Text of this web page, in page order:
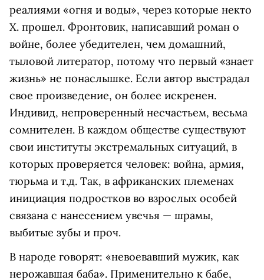
реалиями «огня и воды», через которые некто
Х. прошел. Фронтовик, написавший роман о
войне, более убедителен, чем домашний,
тыловой литератор, потому что первый «знает
жизнь» не понаслышке. Если автор выстрадал
свое произведение, он более искренен.
Индивид, непроверенный несчастьем, весьма
сомнителен. В каждом обществе существуют
свои институты экстремальных ситуаций, в
которых проверяется человек: война, армия,
тюрьма и т.д. Так, в африканских племенах
инициация подростков во взрослых особей
связана с нанесением увечья — шрамы,
выбитые зубы и проч.
В народе говорят: «невоевавший мужик, как
нерожавшая баба». Применительно к бабе,